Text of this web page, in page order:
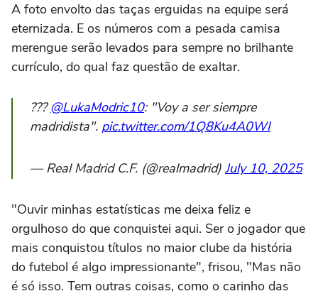
A foto envolto das taças erguidas na equipe será
eternizada. E os números com a pesada camisa
merengue serão levados para sempre no brilhante
currículo, do qual faz questão de exaltar.
???@LukaModric10: "Voy a ser siempre
madridista". pic.twitter.com/1Q8Ku4A0WI
— Real Madrid C.F. (@realmadrid) July 10, 2025
"Ouvir minhas estatísticas me deixa feliz e
orgulhoso do que conquistei aqui. Ser o jogador que
mais conquistou títulos no maior clube da história
do futebol é algo impressionante", frisou, "Mas não
é só isso. Tem outras coisas, como o carinho das